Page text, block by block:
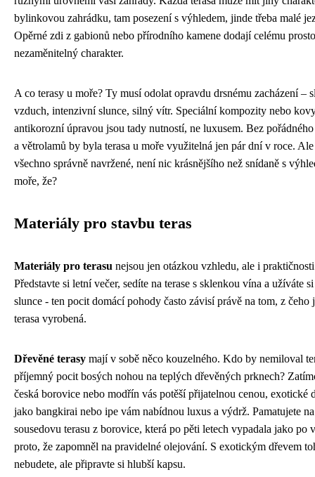
bylinkovou zahrádku, tam posezení s výhledem, jinde třeba malé
Opěrné zdi z gabionů nebo přírodního kamene dodají celému
nezaměnitelný charakter.
A co terasy u moře? Ty musí odolat opravdu drsnému zacházení –
vzduch, intenzivní slunce, silný vítr. Speciální kompozity nebo
antikorozní úpravou jsou tady nutností, ne luxusem. Bez
a větrolamů by byla terasa u moře využitelná jen pár dní v roce.
všechno správně navržené, není nic krásnějšího než snídaně s
moře, že?
Materiály pro stavbu teras
Materiály pro terasu nejsou jen otázkou vzhledu, ale i
Představte si letní večer, sedíte na terase s sklenkou vína a užíváte
slunce - ten pocit domácí pohody často závisí právě na tom, z čeho
terasa vyrobená.
Dřevěné terasy mají v sobě něco kouzelného. Kdo by nemiloval
příjemný pocit bosých nohou na teplých dřevěných prknech?
česká borovice nebo modřín vás potěší přijatelnou cenou, exotické
jako bangkirai nebo ipe vám nabídnou luxus a výdrž. Pamatujete na
sousedovu terasu z borovice, která po pěti letech vypadala jako po
proto, že zapomněl na pravidelné olejování. S exotickým dřevem
nebudete, ale připravte si hlubší kapsu.